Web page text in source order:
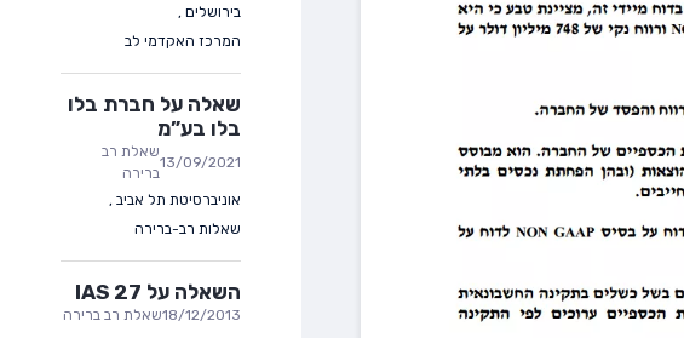
בירושלים ,
המרכז האקדמי לב
שאלה על חברת בלו
בלו בע”מ
13/09/2021
שאלת רב
ברירה
אוניברסיטת תל אביב ,
שאלות רב-ברירה
השאלה על IAS 27
18/12/2013שאלת רב ברירה